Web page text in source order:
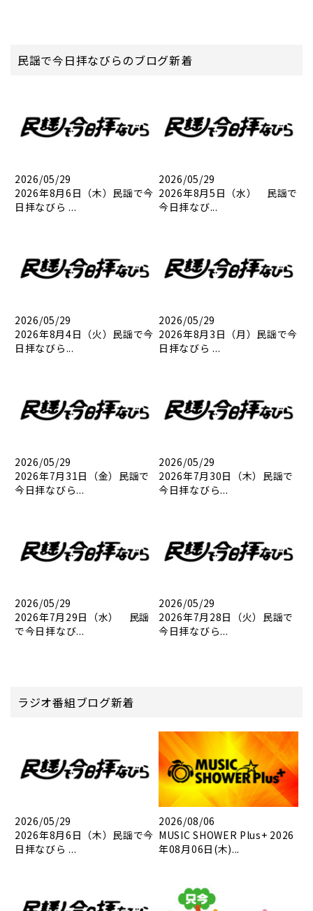
民謡で今日拝なびらのブログ新着
2026/05/29
2026年8月6日（木）民謡で今
日拝なびら ...
2026/05/29
2026年8月5日（水） 民謡で
今日拝なび...
2026/05/29
2026年8月4日（火）民謡で今
日拝なびら...
2026/05/29
2026年8月3日（月）民謡で今
日拝なびら ...
2026/05/29
2026年7月31日（金）民謡で
今日拝なびら...
2026/05/29
2026年7月30日（木）民謡で
今日拝なびら...
2026/05/29
2026年7月29日（水） 民謡
で今日拝なび...
2026/05/29
2026年7月28日（火）民謡で
今日拝なびら...
ラジオ番組ブログ新着
2026/05/29
2026年8月6日（木）民謡で今
日拝なびら ...
2026/08/06
MUSIC SHOWER Plus+ 2026
年08月06日(木)...